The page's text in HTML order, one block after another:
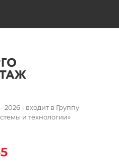
2026 - входит в Группу
и технологии»